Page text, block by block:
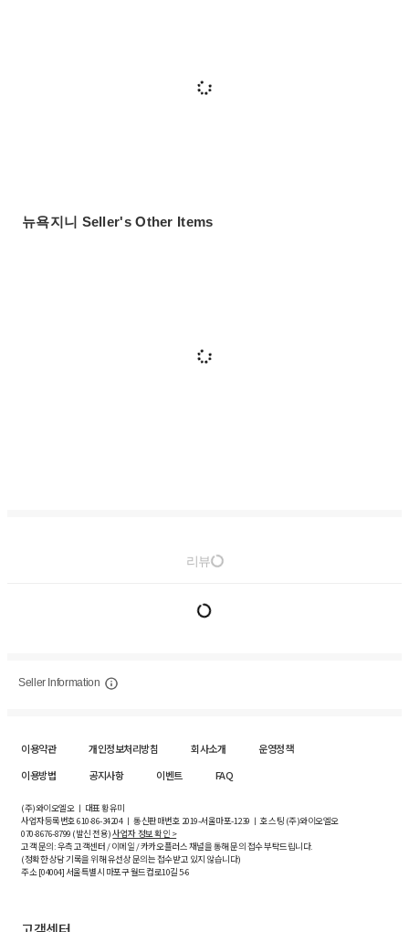
뉴욕지니 Seller's Other Items
리뷰
Seller Information
이용약관 개인정보처리방침 회사소개
운영정책
이용방법
공지사항 이벤트 FAQ
(주)와이오엘오 ㅣ 대표 황유미
사업자등록번호610-86-34204ㅣ 통신판매번호 2019-서울마포-1239 ㅣ 호스팅 (주)와이오엘오
070-8676-8799 (발신 전용)사업자 정보 확인 >
고객 문의: 우측 고객센터 / 이메일 / 카카오플러스 채널을 통해 문의 접수 부탁드립니다.
(정확한 상담 기록을 위해 유선상 문의는 접수받고 있지 않습니다)
주소 [04004] 서울특별시 마포구 월드컵로10길5-6